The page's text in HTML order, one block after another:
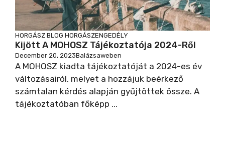
HORGÁSZ BLOG HORGÁSZENGEDÉLY
Kijött A MOHOSZ Tájékoztatója 2024-Ről
December 20, 2023Balázsaweben
A MOHOSZ kiadta tájékoztatóját a 2024-es év
változásairól, melyet a hozzájuk beérkező
számtalan kérdés alapján gyűjtöttek össze. A
tájékoztatóban főképp ...